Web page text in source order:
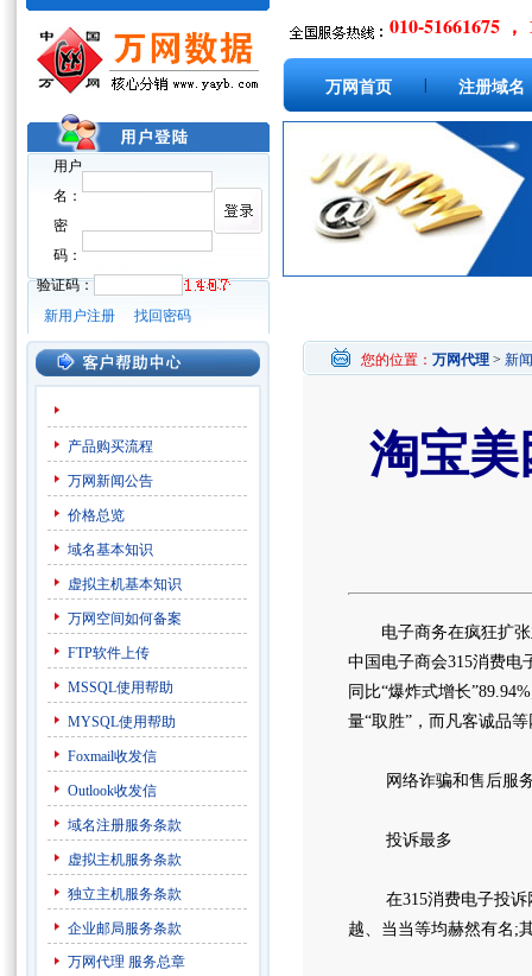
用户
名：
密
码：
验证码：
新用户注册
找回密码
010-51661675 ，
万网首页 注册域名
产品购买流程
万网新闻公告
价格总览
域名基本知识
虚拟主机基本知识
万网空间如何备案
FTP软件上传
MSSQL使用帮助
MYSQL使用帮助
Foxmail收发信
Outlook收发信
域名注册服务条款
虚拟主机服务条款
独立主机服务条款
企业邮局服务条款
万网代理 服务总章
您的位置： 万网代理 > 新
淘宝
电子商务在疯狂扩张
中国电子商会315消费电
同比“爆炸式增长
量“取胜”，而凡客诚品
网络诈骗和售后服
投诉最多
在315消费电子投诉网
越、当当等均赫然有名;